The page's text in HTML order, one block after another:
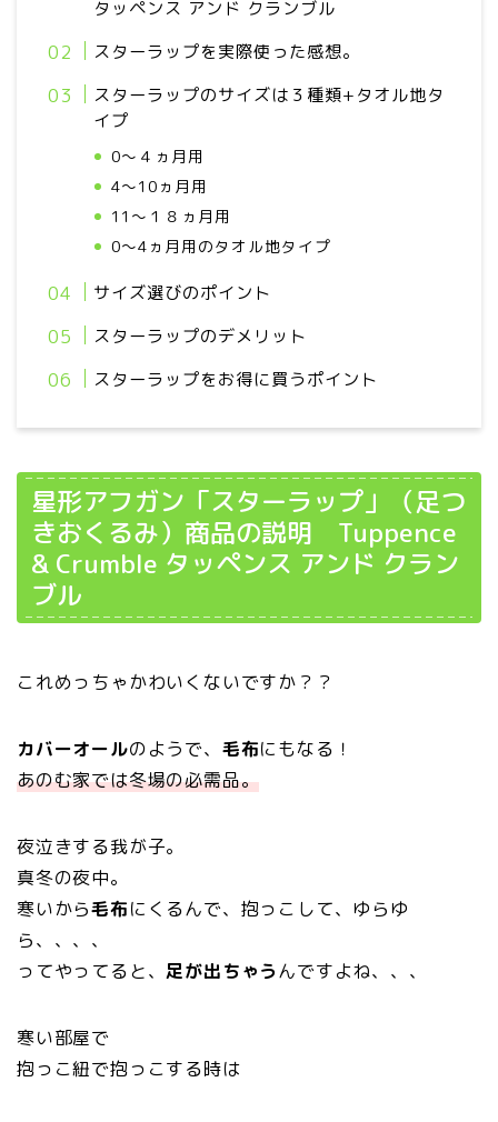
タッペンス アンド クランブル
スターラップを実際使った感想。
スターラップのサイズは３種類+タオル地タ
イプ
0～４ヵ月用
4～10ヵ月用
11～１８ヵ月用
0～4ヵ月用のタオル地タイプ
サイズ選びのポイント
スターラップのデメリット
スターラップをお得に買うポイント
星形アフガン「スターラップ」（足つ
きおくるみ）商品の説明 Tuppence
& Crumble タッペンス アンド クラン
ブル
これめっちゃかわいくないですか？？
カバーオールのようで、 毛布にもなる！
あのむ家では冬場の必需品。
夜泣きする我が子。
真冬の夜中。
寒いから毛布にくるんで、抱っこして、ゆらゆ
ら、、、、
ってやってると、足が出ちゃうんですよね、、、
寒い部屋で
抱っこ紐で抱っこする時は